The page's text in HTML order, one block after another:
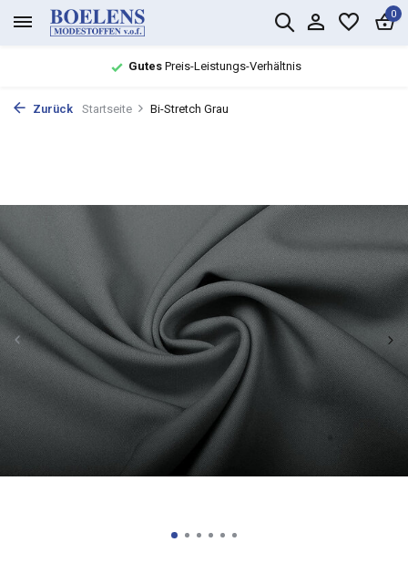
0
GutesPreis-Leistungs-Verhältnis
Zurück Startseite Bi-Stretch Grau